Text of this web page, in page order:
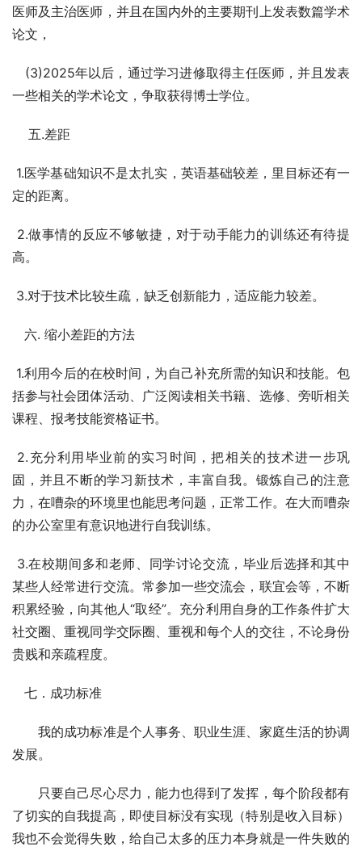
医师及主治医师，并且在国内外的主要期刊上发表数篇学术
论文，
(3)2025年以后，通过学习进修取得主任医师，并且发表
一些相关的学术论文，争取获得博士学位。
五.差距
1.医学基础知识不是太扎实，英语基础较差，里目标还有一
定的距离。
2.做事情的反应不够敏捷，对于动手能力的训练还有待提
高。
3.对于技术比较生疏，缺乏创新能力，适应能力较差。
六. 缩小差距的方法
1.利用今后的在校时间，为自己补充所需的知识和技能。包
括参与社会团体活动、广泛阅读相关书籍、选修、旁听相关
课程、报考技能资格证书。
2.充分利用毕业前的实习时间，把相关的技术进一步巩
固，并且不断的学习新技术，丰富自我。锻炼自己的注意
力，在嘈杂的环境里也能思考问题，正常工作。在大而嘈杂
的办公室里有意识地进行自我训练。
3.在校期间多和老师、同学讨论交流，毕业后选择和其中
某些人经常进行交流。常参加一些交流会，联宜会等，不断
积累经验，向其他人“取经”。充分利用自身的工作条件扩大
社交圈、重视同学交际圈、重视和每个人的交往，不论身份
贵贱和亲疏程度。
七．成功标准
我的成功标准是个人事务、职业生涯、家庭生活的协调
发展。
只要自己尽心尽力，能力也得到了发挥，每个阶段都有
了切实的自我提高，即使目标没有实现（特别是收入目标）
我也不会觉得失败，给自己太多的压力本身就是一件失败的